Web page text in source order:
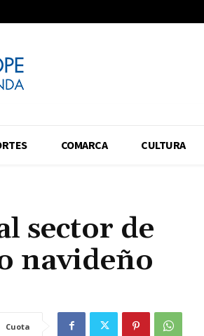
COMARCA CULTURA
sector de
navideño
Cuota